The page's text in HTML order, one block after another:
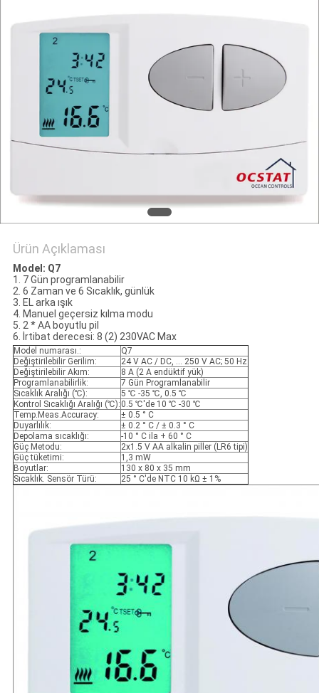
HARITASI
PRIVACY
POLICY
Ürün Açıklaması
Model: Q7
1. 7 Gün programlanabilir
2. 6 Zaman ve 6 Sıcaklık, günlük
3. EL arka ışık
4. Manuel geçersiz kılma modu
5. 2 * AA boyutlu pil
6. İrtibat derecesi: 8 (2) 230VAC Max
Model numarası.:
Q7
Değiştirilebilir Gerilim:
24 V AC / DC, ... 250 V AC; 50 Hz
Değiştirilebilir Akım:
8 A (2 A endüktif yük)
Programlanabilirlik:
7 Gün Programlanabilir
Sıcaklık Aralığı (℃):
5 ℃ -35 ℃, 0.5 ℃
Kontrol Sıcaklığı Aralığı (℃): 0.5 ℃'de 10 ℃ -30 ℃
Temp.Meas.Accuracy:
± 0.5 ° C
Duyarlılık:
± 0.2 ° C / ± 0.3 ° C
Depolama sıcaklığı:
-10 ° C ila + 60 ° C
Güç Metodu:
2x1.5 V AA alkalin piller (LR6 tipi)
Güç tüketimi:
1,3 mW
Boyutlar:
130 x 80 x 35 mm
Sıcaklık. Sensör Türü:
25 ° C'de NTC 10 kΩ ± 1%